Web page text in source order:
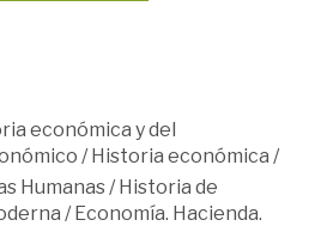
económica y del
/Historia económica /
Humanas /Historia de
/Economía. Hacienda.